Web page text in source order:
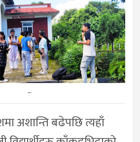
–
अशान्ति बढेपछि त्यहाँ